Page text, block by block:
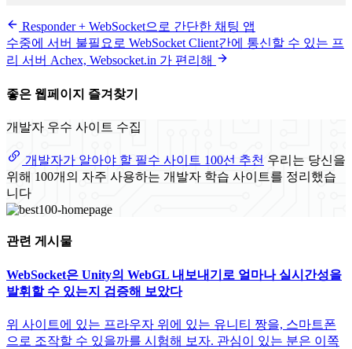
Responder + WebSocket으로 간단한 채팅 앱
수중에 서버 불필요로 WebSocket Client간에 통신할 수 있는 프
리 서버 Achex, Websocket.in 가 편리해
좋은 웹페이지 즐겨찾기
개발자 우수 사이트 수집
개발자가 알아야 할 필수 사이트 100선 추천 우리는 당신을
위해 100개의 자주 사용하는 개발자 학습 사이트를 정리했습
니다
관련 게시물
WebSocket은 Unity의 WebGL 내보내기로 얼마나 실시간성을
발휘할 수 있는지 검증해 보았다
위 사이트에 있는 프라우자 위에 있는 유니티 짱을, 스마트폰
으로 조작할 수 있을까를 시험해 보자. 관심이 있는 분은 이쪽